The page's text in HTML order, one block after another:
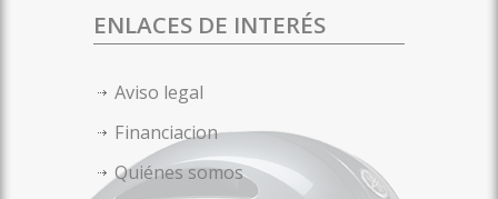
ENLACES DE INTERÉS
Aviso legal
Financiacion
Quiénes somos